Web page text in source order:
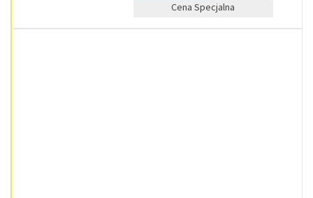
Cena Specjalna